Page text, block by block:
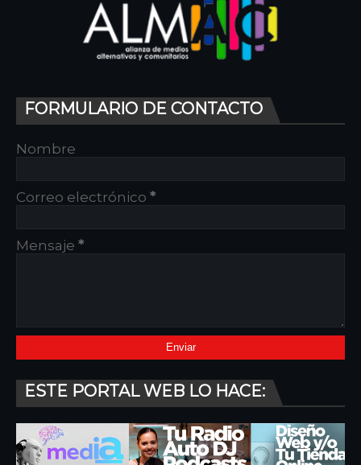
FORMULARIO DE CONTACTO
Nombre
Correo electrónico *
Mensaje *
ESTE PORTAL WEB LO HACE: